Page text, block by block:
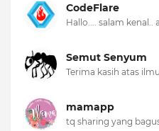
CodeFlare
Hallo.... salam kenal..
Semut Senyum
Terima kasih atas
mamapp
tq sharing yang